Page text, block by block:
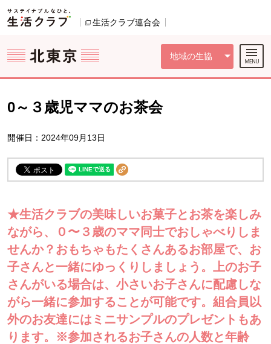
ページの先頭です。
生活クラブ連合会
地域の生協
ここからサイト内共通メニューです。
サイト内共通メニューをスキップする
サイト内共通メニューここまで。
0～３歳児ママのお茶会
開催日：2024年09月13日
★生活クラブの美味しいお菓子とお茶を楽しみ
ながら、０〜３歳のママ同士でおしゃべりしま
せんか？おもちゃもたくさんあるお部屋で、お
子さんと一緒にゆっくりしましょう。上のお子
さんがいる場合は、小さいお子さんに配慮しな
がら一緒に参加することが可能です。組合員以
外のお友達にはミニサンプルのプレゼントもあ
ります。※参加されるお子さんの人数と年齢